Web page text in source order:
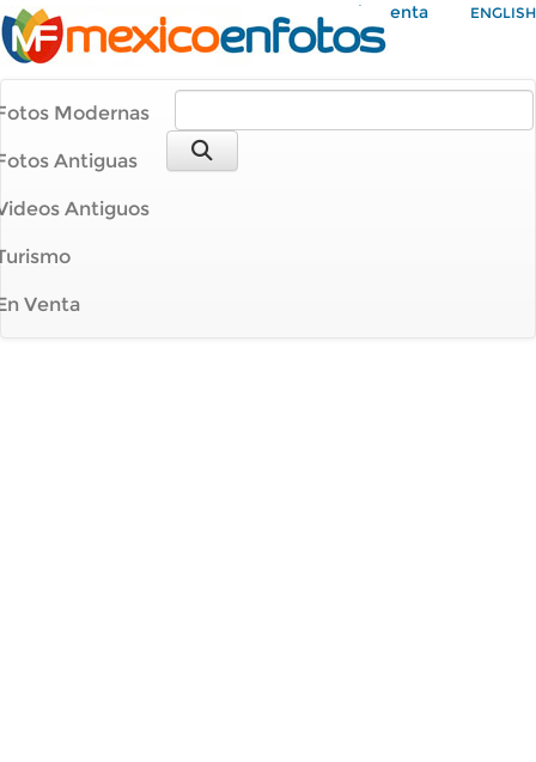
Mi Cuenta ENGLISH
Modernas
Antiguas
Antiguos
Venta